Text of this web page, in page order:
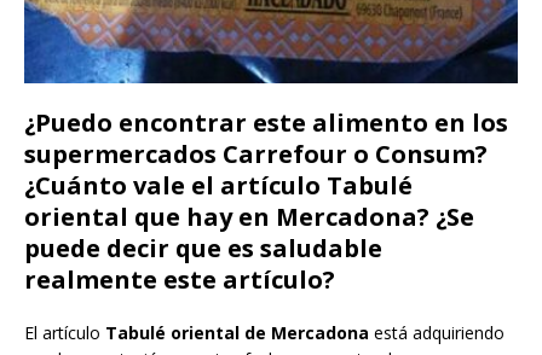
¿Puedo encontrar este alimento en los
supermercados Carrefour o Consum?
¿Cuánto vale el artículo Tabulé
oriental que hay en Mercadona? ¿Se
puede decir que es saludable
realmente este artículo?
El artículo Tabulé oriental de Mercadona está adquiriendo